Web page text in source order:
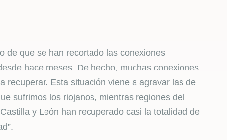
de que se han recortado las conexiones
hace meses. De hecho, muchas conexiones
recuperar. Esta situación viene a agravar las de
sufrimos los riojanos, mientras regiones del
y León han recuperado casi la totalidad de